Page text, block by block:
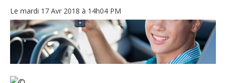
Le mardi 17 Avr 2018 à 14h04 PM